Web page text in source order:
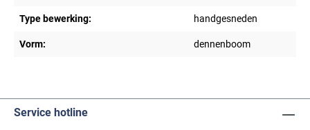
Type bewerking: handgesneden
Vorm: dennenboom
Service hotline